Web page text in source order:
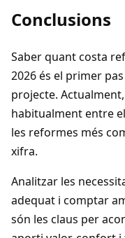
Conclusions
Saber quant costa
2026 és el primer
projecte.
habitualment entre
les reformes més
xifra.
Analitzar les
adequat i comptar
són les claus per